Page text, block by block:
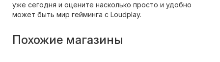
уже сегодня и оцените насколько просто и удобно
может быть мир гейминга с Loudplay.
Похожие магазины